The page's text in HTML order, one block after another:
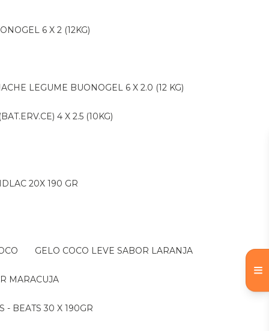
6 X 2 (12KG)
LEGUME BUONOGEL 6 X 2.0 (12 KG)
4 X 2.5 (10KG)
20X 190 GR
GELO COCO LEVE SABOR LARANJA
MARACUJA
- BEATS 30 X 190GR